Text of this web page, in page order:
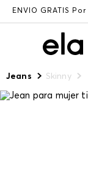
ENVÍO GRATIS
Jeans Skinny